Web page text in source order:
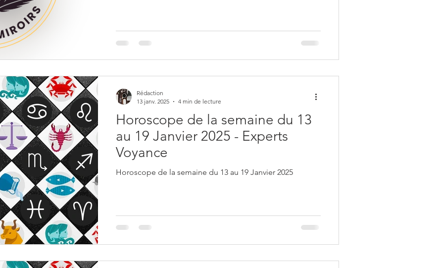
Horoscope de la semaine du 13
au 19 Janvier 2025 - Experts
Voyance
Horoscope de la semaine du 13 au 19 Janvier 2025
Rédaction
13 janv. 2025
4 min de lecture